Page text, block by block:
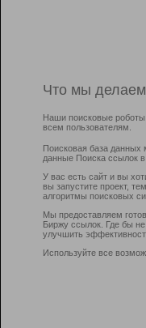
Что мы
Наши поисковые роботы
всем пользователям.
Поисковая база
данные Поиска ссылок
У вас есть сайт и вы
вы запустите проект,
алгоритмы поисковых
Мы предоставляем
Биржу ссылок. Где бы
улучшить
Используйте все